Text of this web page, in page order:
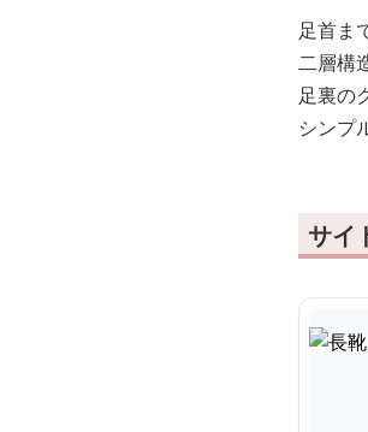
足首ま
二層構
足裏の
シンプ
サイ